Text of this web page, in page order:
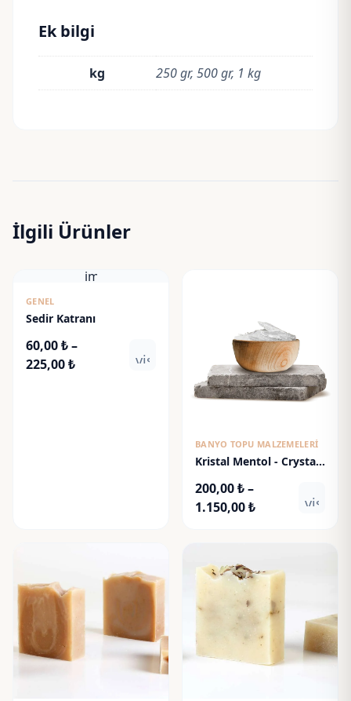
Ek bilgi
kg 250 gr, 500 gr, 1 kg
İlgili Ürünler
image
GENEL
Sedir Katranı
60,00₺–
225,00₺Fiyat
visibility
BANYO TOPU MALZEMELERI
Kristal Mentol - Crystal
200,00₺–
1.150,00₺Fiyat
1.150,00 ₺